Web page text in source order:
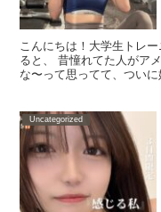
こんにちは！大学生トレ
ると、 昔憧れてた人がア
な〜って思ってて、つい
Uncategorized